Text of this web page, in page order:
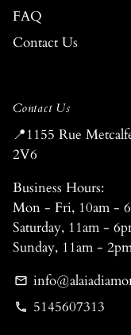
FAQ
Contact Us
Contact Us
📍1155 Rue
2V6
Business Hours:
Mon - Fri, 10am -
Saturday, 11am -
Sunday, 11am -
email
phone 5145607313